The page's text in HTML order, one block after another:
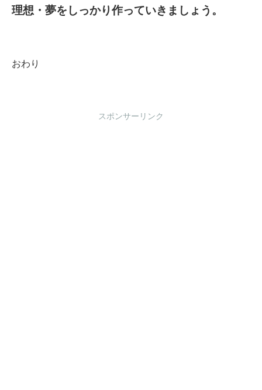
理想・夢をしっかり作っていきましょう。
おわり
スポンサーリンク